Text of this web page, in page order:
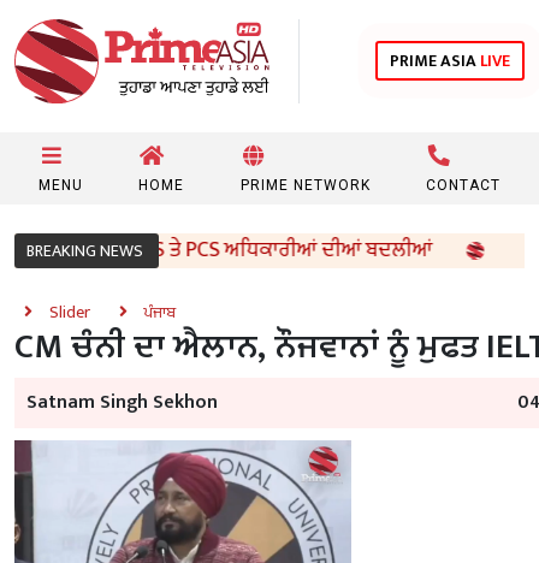
PRIME ASIALIVE
MENU HOME PRIME NETWORK CONTACT
BREAKING NEWS
ਵੱਲੋਂ 96 IAS ਤੇ PCS ਅਧਿਕਾਰੀਆਂ ਦੀਆਂ ਬਦਲੀਆਂ
Slider ਪੰਜਾਬ
CM ਚੰਨੀ ਦਾ ਐਲਾਨ, ਨੌਜਵਾਨਾਂ ਨੂੰ ਮੁਫਤ
Satnam Singh Sekhon